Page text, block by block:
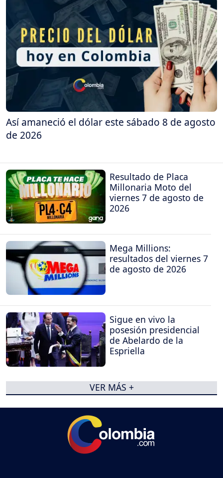
Así amaneció el dólar este sábado 8 de agosto
de 2026
Resultado de Placa
Millonaria Moto del
viernes 7 de agosto de
2026
Mega Millions:
resultados del viernes 7
de agosto de 2026
Sigue en vivo la
posesión presidencial
de Abelardo de la
Espriella
VER MÁS +